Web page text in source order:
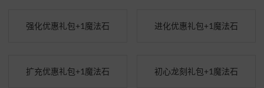
强化优惠礼包+1魔法石 进化优惠礼包+1魔法石
扩充优惠礼包+1魔法石 初心龙刻礼包+1魔法石